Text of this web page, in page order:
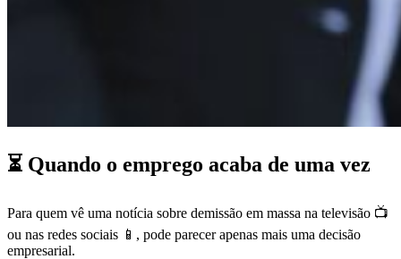
⏳ Quando o emprego acaba de uma vez
Para quem vê uma notícia sobre demissão em massa na televisão 📺
ou nas redes sociais 📱, pode parecer apenas mais uma decisão
empresarial.